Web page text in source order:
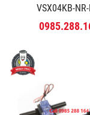
VSX04KB-